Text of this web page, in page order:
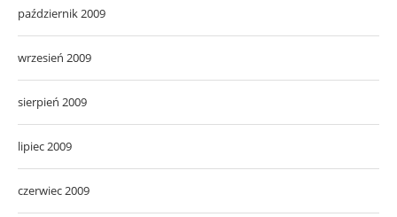
październik 2009
wrzesień 2009
sierpień 2009
lipiec 2009
czerwiec 2009